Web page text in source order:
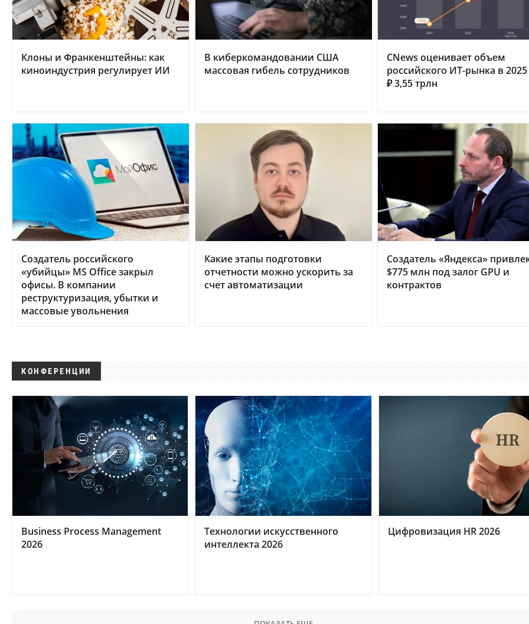
Клоны и Франкенштейны: как
киноиндустрия регулирует ИИ
В киберкомандовании США
массовая гибель сотрудников
CNews оценивает объем
российского ИТ-рынка в 2025
₽ 3,55 трлн
Создатель российского
«убийцы» MS Office закрыл
офисы. В компании
реструктуризация, убытки и
массовые увольнения
Какие этапы подготовки
отчетности можно ускорить за
счет автоматизации
Создатель «Яндекса»
$775 млн под залог GPU и
контрактов
КОНФЕРЕНЦИИ
Business Process Management
2026
Технологии искусственного
интеллекта 2026
Цифровизация HR 2026